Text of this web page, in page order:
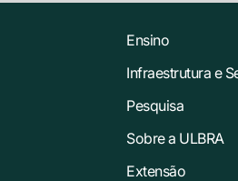
Ensino
Infraestrutura e
Pesquisa
Sobre a ULBRA
Extensão